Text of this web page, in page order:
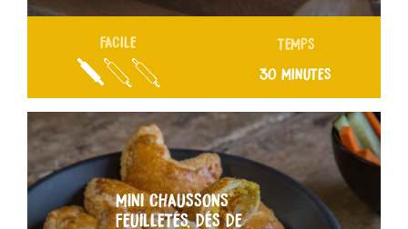
FACILE TEMPS
30 MINUTES
MINI CHAUSSONS
FEUILLETÉS, DÉS DE